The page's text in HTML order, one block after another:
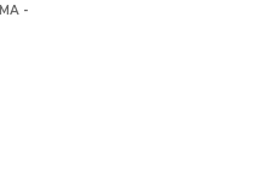
-